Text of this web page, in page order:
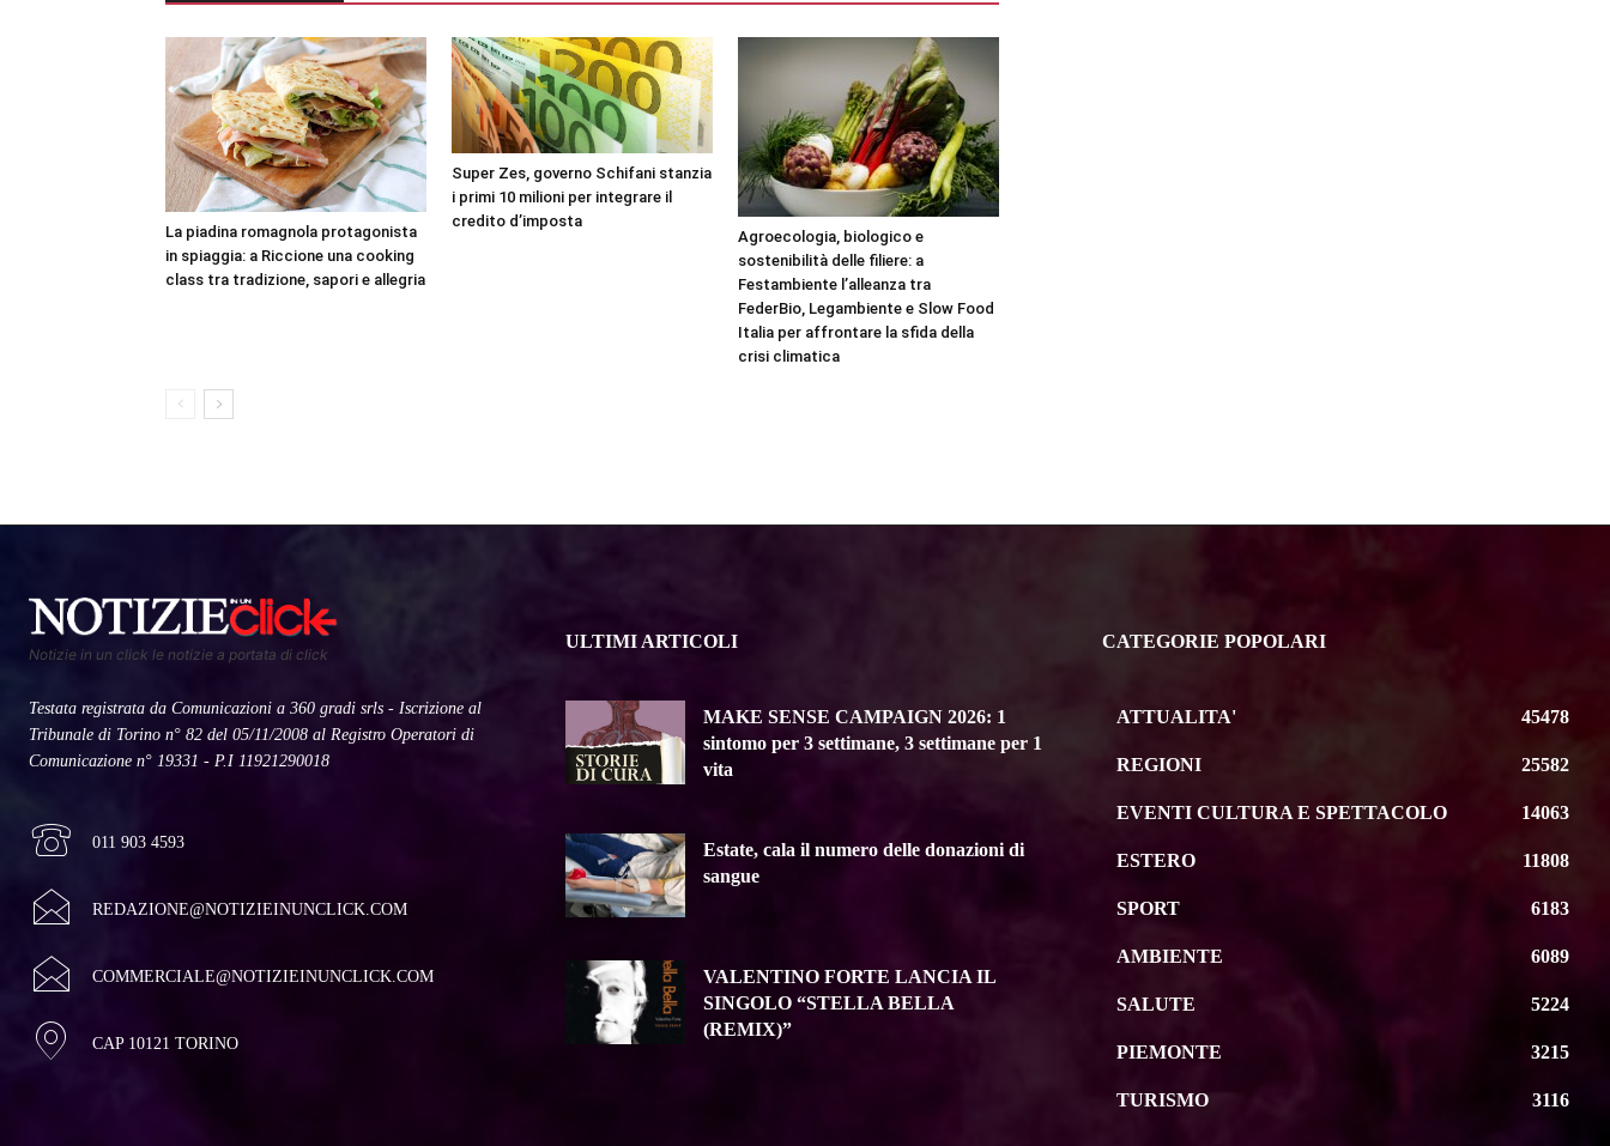
La piadina romagnola protagonista
in spiaggia: a Riccione una cooking
class tra tradizione, sapori e allegria
Super Zes, governo Schifani stanzia
i primi 10 milioni per integrare il
credito d’imposta
Agroecologia, biologico e
sostenibilità delle filiere: a
Festambiente l’alleanza tra
FederBio, Legambiente e Slow Food
Italia per affrontare la sfida della
crisi climatica
Notizie in un click le notizie a portata di click
Testata registrata da Comunicazioni a 360 gradi srls - Iscrizione al
Tribunale di Torino n° 82 del 05/11/2008 al Registro Operatori di
Comunicazione n° 19331 - P.I 11921290018
011 903 4593
REDAZIONE@NOTIZIEINUNCLICK.COM
COMMERCIALE@NOTIZIEINUNCLICK.COM
CAP 10121 TORINO
ULTIMI ARTICOLI
MAKE SENSE CAMPAIGN 2026: 1
sintomo per 3 settimane, 3 settimane per 1
vita
Estate, cala il numero delle donazioni di
sangue
VALENTINO FORTE LANCIA IL
SINGOLO “STELLA BELLA
(REMIX)”
CATEGORIE POPOLARI
ATTUALITA' 45478
REGIONI 25582
EVENTI CULTURA E SPETTACOLO 14063
ESTERO 11808
SPORT 6183
AMBIENTE 6089
SALUTE 5224
PIEMONTE 3215
TURISMO 3116